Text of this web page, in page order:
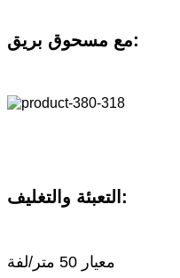
مع مسحوق بريق:
التعبئة والتغليف:
معيار 50 متر/لفة